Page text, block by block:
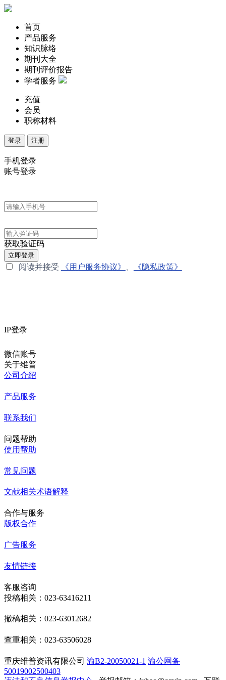
首页
产品服务
知识脉络
期刊大全
期刊评价报告
学者服务
充值
会员
职称材料
登录 注册
手机登录
账号登录
获取验证码
立即登录
阅读并接受 《用户服务协议》 《隐私政策》
IP登录
微信账号
关于维普
公司介绍
产品服务
联系我们
问题帮助
使用帮助
常见问题
文献相关术语解释
合作与服务
版权合作
广告服务
友情链接
客服咨询
投稿相关：023-63416211
撤稿相关：023-63012682
查重相关：023-63506028
重庆维普资讯有限公司 渝B2-20050021-1 渝公网备
50019002500403